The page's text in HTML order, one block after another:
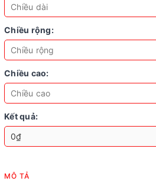
Chiều rộng:
Chiều cao:
Kết quả:
MÔ TẢ